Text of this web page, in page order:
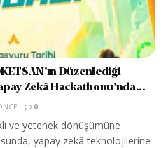
Düzenlediği
Zekâ Hackathonu’nda...
0
ve yetenek dönüşümüne
yapay zekâ teknolojilerine